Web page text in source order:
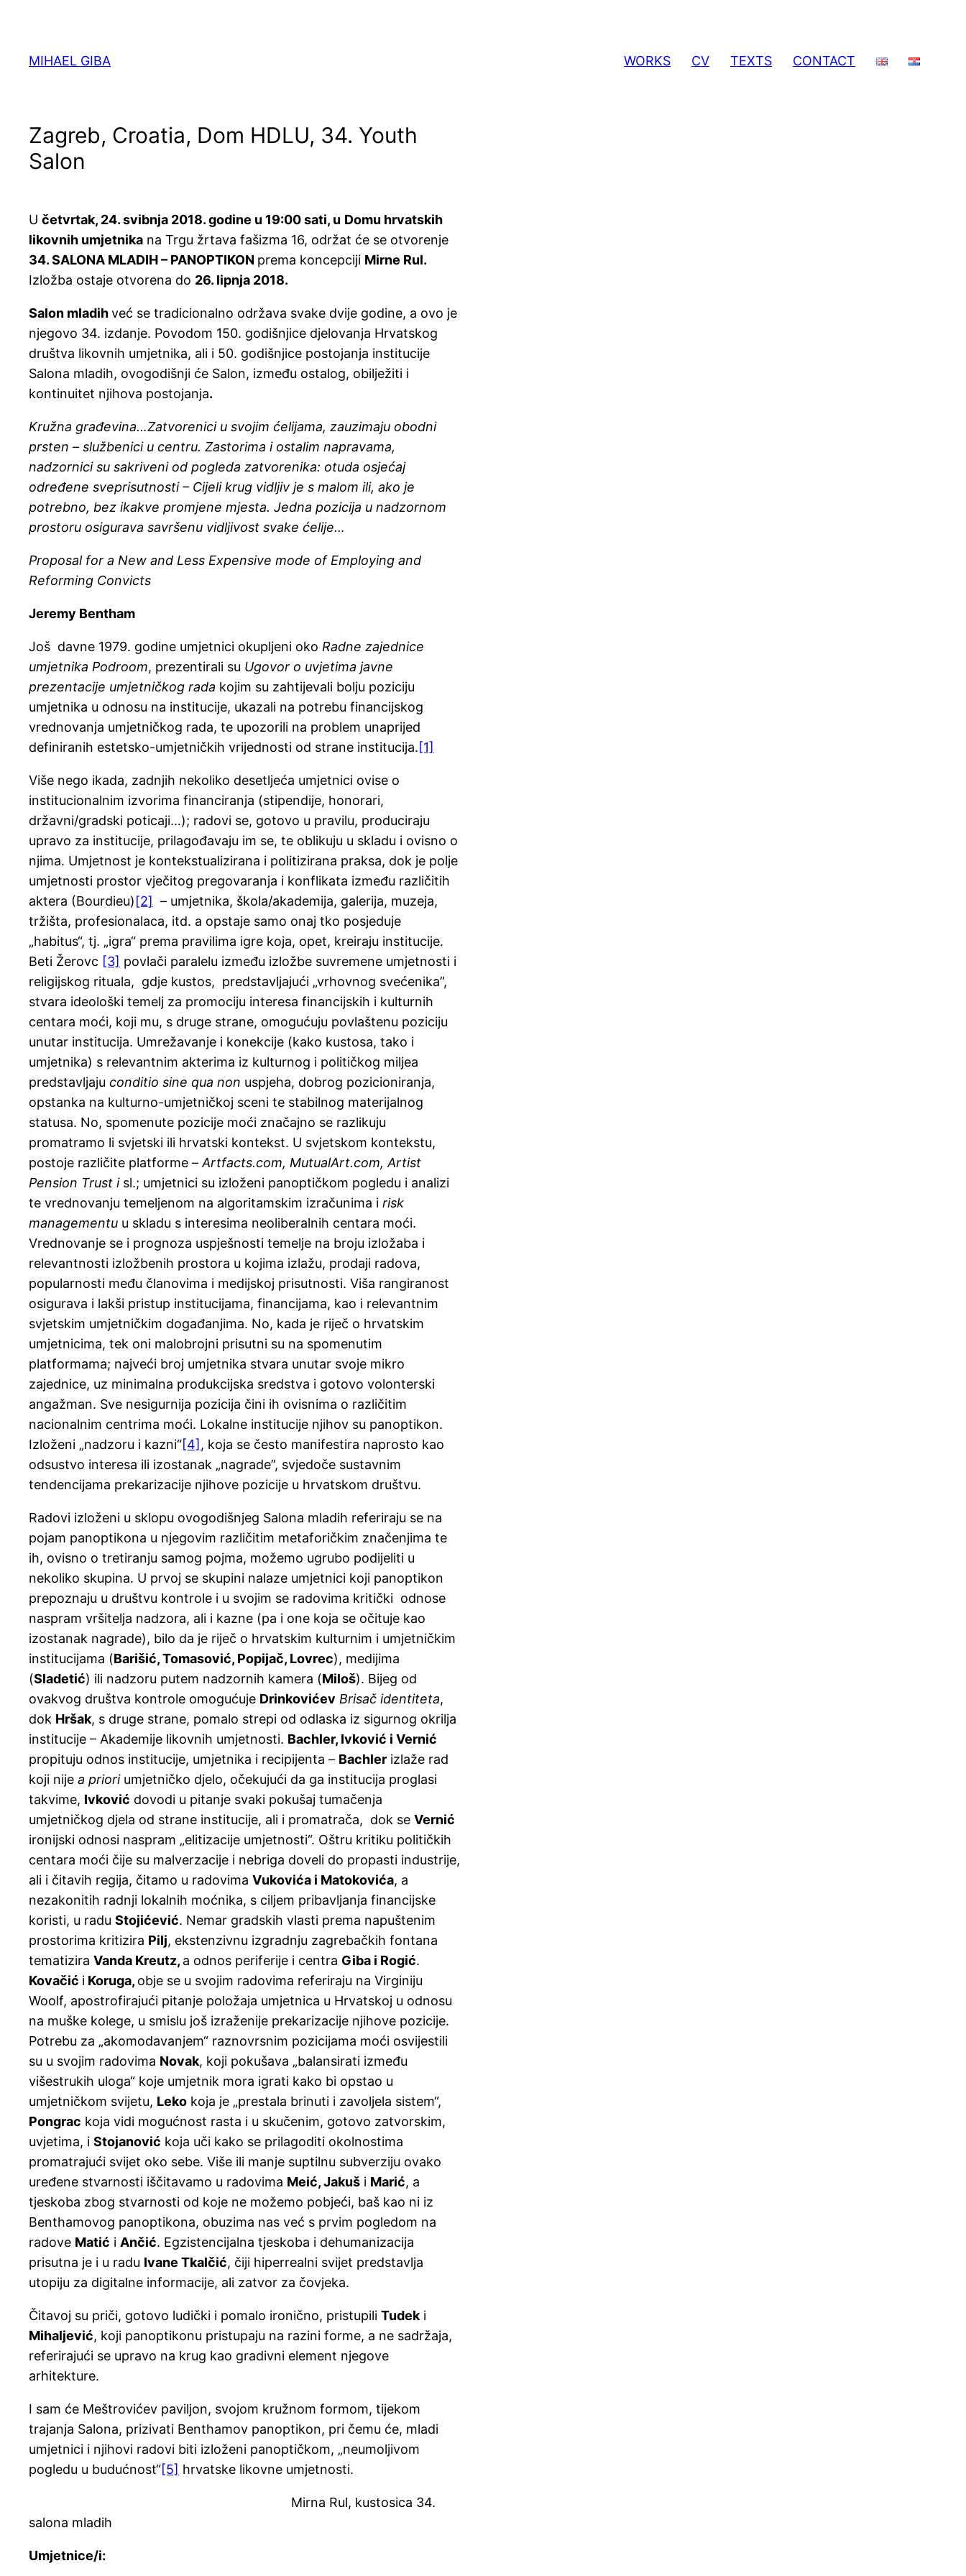
content
MIHAEL GIBA WORKS CV TEXTS CONTACT
Zagreb, Croatia, Dom HDLU, 34. Youth
Salon
U četvrtak, 24. svibnja 2018. godine u 19:00 sati, u Domu hrvatskih
likovnih umjetnika na Trgu žrtava fašizma 16, održat će se otvorenje
34. SALONA MLADIH – PANOPTIKON prema koncepciji Mirne Rul.
Izložba ostaje otvorena do 26. lipnja 2018.
Salon mladihveć se tradicionalno održava svake dvije godine, a ovo je
njegovo 34. izdanje. Povodom 150. godišnjice djelovanja Hrvatskog
društva likovnih umjetnika, ali i 50. godišnjice postojanja institucije
Salona mladih, ovogodišnji će Salon, između ostalog, obilježiti i
kontinuitet njihova postojanja.
Kružna građevina…Zatvorenici u svojim ćelijama, zauzimaju obodni
prsten – službenici u centru. Zastorima i ostalim napravama,
nadzornici su sakriveni od pogleda zatvorenika: otuda osjećaj
određene sveprisutnosti – Cijeli krug vidljiv je s malom ili, ako je
potrebno, bez ikakve promjene mjesta. Jedna pozicija u nadzornom
prostoru osigurava savršenu vidljivost svake ćelije…
Proposal for a New and Less Expensive mode of Employing and
Reforming Convicts
Jeremy Bentham
Još davne 1979. godine umjetnici okupljeni oko Radne zajednice
umjetnika Podroom, prezentirali su Ugovor o uvjetima javne
prezentacije umjetničkog rada kojim su zahtijevali bolju poziciju
umjetnika u odnosu na institucije, ukazali na potrebu financijskog
vrednovanja umjetničkog rada, te upozorili na problem unaprijed
definiranih estetsko-umjetničkih vrijednosti od strane institucija.[1]
Više nego ikada, zadnjih nekoliko desetljeća umjetnici ovise o
institucionalnim izvorima financiranja (stipendije, honorari,
državni/gradski poticaji…); radovi se, gotovo u pravilu, produciraju
upravo za institucije, prilagođavaju im se, te oblikuju u skladu i ovisno o
njima. Umjetnost je kontekstualizirana i politizirana praksa, dok je polje
umjetnosti prostor vječitog pregovaranja i konflikata između različitih
aktera (Bourdieu)[2] – umjetnika, škola/akademija, galerija, muzeja,
tržišta, profesionalaca, itd. a opstaje samo onaj tko posjeduje
„habitus“, tj. „igra“ prema pravilima igre koja, opet, kreiraju institucije.
Beti Žerovc [3] povlači paralelu između izložbe suvremene umjetnosti i
religijskog rituala, gdje kustos, predstavljajući „vrhovnog svećenika”,
stvara ideološki temelj za promociju interesa financijskih i kulturnih
centara moći, koji mu, s druge strane, omogućuju povlaštenu poziciju
unutar institucija. Umrežavanje i konekcije (kako kustosa, tako i
umjetnika) s relevantnim akterima iz kulturnog i političkog miljea
predstavljaju conditio sine qua non uspjeha, dobrog pozicioniranja,
opstanka na kulturno-umjetničkoj sceni te stabilnog materijalnog
statusa. No, spomenute pozicije moći značajno se razlikuju
promatramo li svjetski ili hrvatski kontekst. U svjetskom kontekstu,
postoje različite platforme – Artfacts.com, MutualArt.com, Artist
Pension Trust i sl.; umjetnici su izloženi panoptičkom pogledu i analizi
te vrednovanju temeljenom na algoritamskim izračunima i risk
managementu u skladu s interesima neoliberalnih centara moći.
Vrednovanje se i prognoza uspješnosti temelje na broju izložaba i
relevantnosti izložbenih prostora u kojima izlažu, prodaji radova,
popularnosti među članovima i medijskoj prisutnosti. Viša rangiranost
osigurava i lakši pristup institucijama, financijama, kao i relevantnim
svjetskim umjetničkim događanjima. No, kada je riječ o hrvatskim
umjetnicima, tek oni malobrojni prisutni su na spomenutim
platformama; najveći broj umjetnika stvara unutar svoje mikro
zajednice, uz minimalna produkcijska sredstva i gotovo volonterski
angažman. Sve nesigurnija pozicija čini ih ovisnima o različitim
nacionalnim centrima moći. Lokalne institucije njihov su panoptikon.
Izloženi „nadzoru i kazni“[4], koja se često manifestira naprosto kao
odsustvo interesa ili izostanak „nagrade”, svjedoče sustavnim
tendencijama prekarizacije njihove pozicije u hrvatskom društvu.
Radovi izloženi u sklopu ovogodišnjeg Salona mladih referiraju se na
pojam panoptikona u njegovim različitim metaforičkim značenjima te
ih, ovisno o tretiranju samog pojma, možemo ugrubo podijeliti u
nekoliko skupina. U prvoj se skupini nalaze umjetnici koji panoptikon
prepoznaju u društvu kontrole i u svojim se radovima kritički odnose
naspram vršitelja nadzora, ali i kazne (pa i one koja se očituje kao
izostanak nagrade), bilo da je riječ o hrvatskim kulturnim i umjetničkim
institucijama (Barišić, Tomasović, Popijač, Lovrec), medijima
(Sladetić) ili nadzoru putem nadzornih kamera (Miloš). Bijeg od
ovakvog društva kontrole omogućuje Drinkovićev Brisač identiteta,
dok Hršak, s druge strane, pomalo strepi od odlaska iz sigurnog okrilja
institucije – Akademije likovnih umjetnosti. Bachler, Ivković i Vernić
propituju odnos institucije, umjetnika i recipijenta – Bachler izlaže rad
koji nije a prioriumjetničko djelo, očekujući da ga institucija proglasi
takvime, Ivković dovodi u pitanje svaki pokušaj tumačenja
umjetničkog djela od strane institucije, ali i promatrača, dok se Vernić
ironijski odnosi naspram „elitizacije umjetnosti“. Oštru kritiku političkih
centara moći čije su malverzacije i nebriga doveli do propasti industrije,
ali i čitavih regija, čitamo u radovima Vukovića i Matokovića, a
nezakonitih radnji lokalnih moćnika, s ciljem pribavljanja financijske
koristi, u radu Stojićević. Nemar gradskih vlasti prema napuštenim
prostorima kritizira Pilj, ekstenzivnu izgradnju zagrebačkih fontana
tematizira Vanda Kreutz, a odnos periferije i centra Giba i Rogić.
Kovačić i Koruga, obje se u svojim radovima referiraju na Virginiju
Woolf, apostrofirajući pitanje položaja umjetnica u Hrvatskoj u odnosu
na muške kolege, u smislu još izraženije prekarizacije njihove pozicije.
Potrebu za „akomodavanjem“ raznovrsnim pozicijama moći osvijestili
su u svojim radovima Novak, koji pokušava „balansirati između
višestrukih uloga“ koje umjetnik mora igrati kako bi opstao u
umjetničkom svijetu, Leko koja je „prestala brinuti i zavoljela sistem“,
Pongrac koja vidi mogućnost rasta i u skučenim, gotovo zatvorskim,
uvjetima, i Stojanović koja uči kako se prilagoditi okolnostima
promatrajući svijet oko sebe. Više ili manje suptilnu subverziju ovako
uređene stvarnosti iščitavamo u radovima Meić, Jakuš i Marić, a
tjeskoba zbog stvarnosti od koje ne možemo pobjeći, baš kao ni iz
Benthamovog panoptikona, obuzima nas već s prvim pogledom na
radove Matić i Ančić. Egzistencijalna tjeskoba i dehumanizacija
prisutna je i u radu Ivane Tkalčić, čiji hiperrealni svijet predstavlja
utopiju za digitalne informacije, ali zatvor za čovjeka.
Čitavoj su priči, gotovo ludički i pomalo ironično, pristupili Tudek i
Mihaljević, koji panoptikonu pristupaju na razini forme, a ne sadržaja,
referirajući se upravo na krug kao gradivni element njegove
arhitekture.
I sam će Meštrovićev paviljon, svojom kružnom formom, tijekom
trajanja Salona, prizivati Benthamov panoptikon, pri čemu će, mladi
umjetnici i njihovi radovi biti izloženi panoptičkom, „neumoljivom
pogledu u budućnost“[5] hrvatske likovne umjetnosti.
Mirna Rul, kustosica 34.
salona mladih
Umjetnice/i: